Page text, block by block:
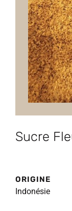
Sucre
ORIGINE
Indonésie